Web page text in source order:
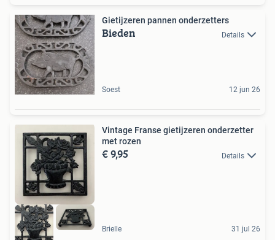
Gietijzeren pannen onderzetters
Bieden Details
Soest 12 jun 26
Vintage Franse gietijzeren onderzetter
met rozen
€ 9,95 Details
Brielle 31 jul 26